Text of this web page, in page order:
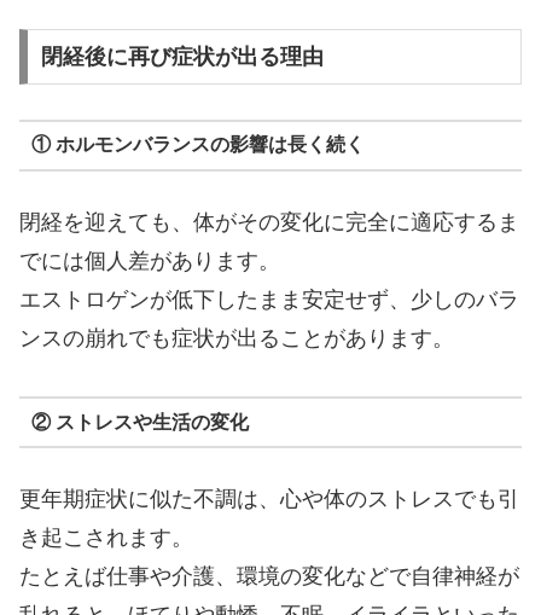
閉経後に再び症状が出る理由
① ホルモンバランスの影響は長く続く
閉経を迎えても、体がその変化に完全に適応するま
でには個人差があります。
エストロゲンが低下したまま安定せず、少しのバラ
ンスの崩れでも症状が出ることがあります。
② ストレスや生活の変化
更年期症状に似た不調は、心や体のストレスでも引
き起こされます。
たとえば仕事や介護、環境の変化などで自律神経が